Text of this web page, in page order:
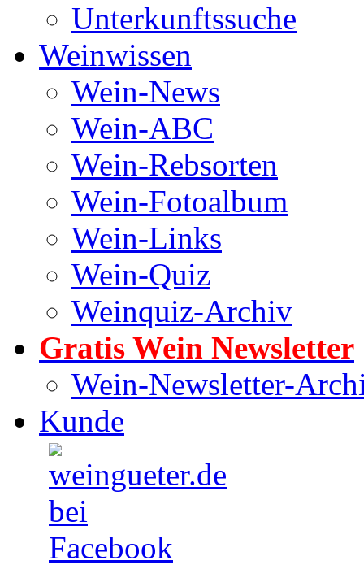
Unterkunftssuche
Weinwissen
Wein-News
Wein-ABC
Wein-Rebsorten
Wein-Fotoalbum
Wein-Links
Wein-Quiz
Weinquiz-Archiv
Gratis Wein Newsletter
Wein-Newsletter-
Kunde